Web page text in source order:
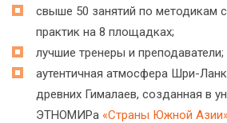
свыше 50 занятий по методикам
практик на 8 площадках;
лучшие тренеры и преподаватели;
аутентичная атмосфера Шри-
древних Гималаев, созданная в
ЭТНОМИРа «Страны Южной